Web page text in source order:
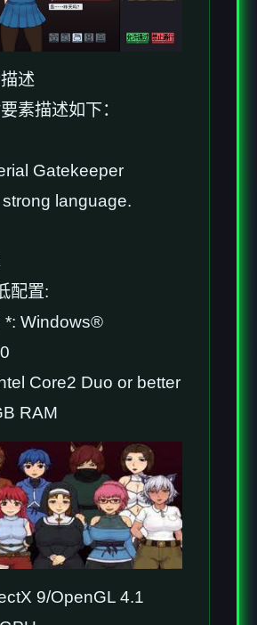
述
素描述如下：
Gatekeeper
language.
配置:
*: Windows®
Core2 Duo or better
RAM
9/OpenGL 4.1